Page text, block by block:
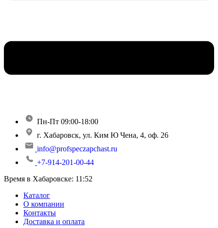
Пн-Пт 09:00-18:00
г. Хабаровск, ул. Ким Ю Чена, 4, оф. 26
info@profspeczapchast.ru
+7-914-201-00-44
Время в Хабаровске: 11:52
Каталог
О компании
Контакты
Доставка и оплата